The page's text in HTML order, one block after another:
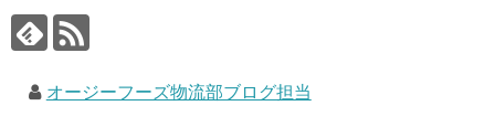
オージーフーズ物流部ブログ担当